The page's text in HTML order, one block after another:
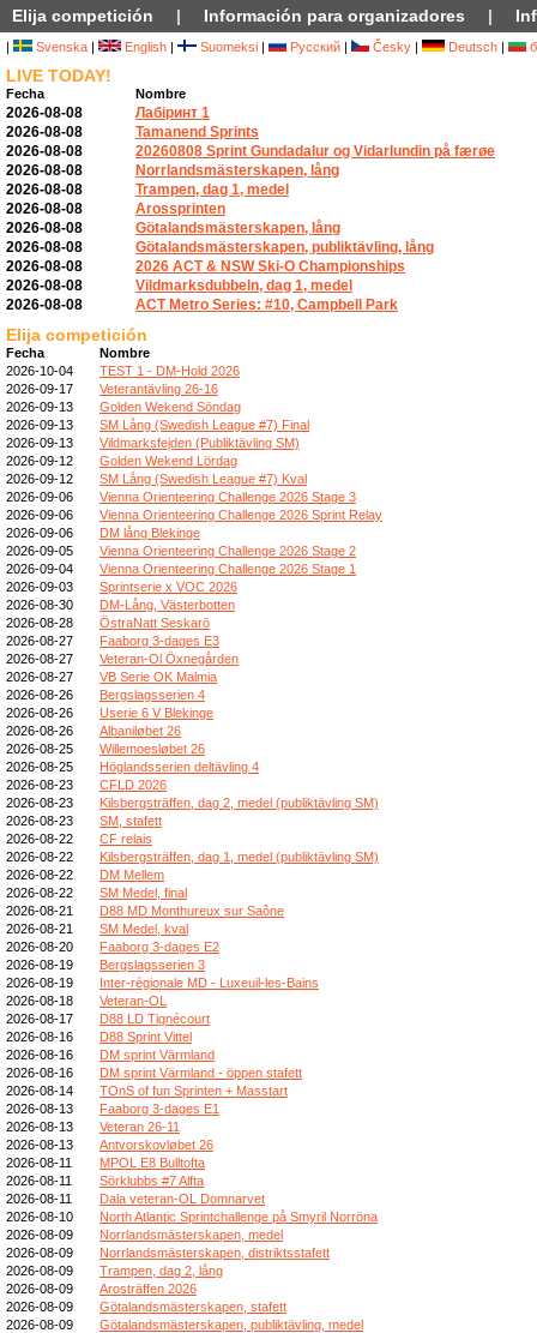
Elija competición | Información para organizadores |
| Svenska | English | Suomeksi | Русский | Česky | Deutsch |
LIVE TODAY!
Fecha Nombre
2026-08-08
Лабіринт 1
2026-08-08
Tamanend Sprints
2026-08-08
20260808 Sprint Gundadalur og Vidarlundin på færøe
2026-08-08
Norrlandsmästerskapen, lång
2026-08-08
Trampen, dag 1, medel
2026-08-08
Arossprinten
2026-08-08
Götalandsmästerskapen, lång
2026-08-08
Götalandsmästerskapen, publiktävling, lång
2026-08-08
2026 ACT & NSW Ski-O Championships
2026-08-08
Vildmarksdubbeln, dag 1, medel
2026-08-08
ACT Metro Series: #10, Campbell Park
Elija competición
Fecha
Nombre
2026-10-04
TEST 1 - DM-Hold 2026
2026-09-17
Veterantävling 26-16
2026-09-13
Golden Wekend Söndag
2026-09-13
SM Lång (Swedish League #7) Final
2026-09-13
Vildmarksfejden (Publiktävling SM)
2026-09-12
Golden Wekend Lördag
2026-09-12
SM Lång (Swedish League #7) Kval
2026-09-06
Vienna Orienteering Challenge 2026 Stage 3
2026-09-06
Vienna Orienteering Challenge 2026 Sprint Relay
2026-09-06
DM lång Blekinge
2026-09-05
Vienna Orienteering Challenge 2026 Stage 2
2026-09-04
Vienna Orienteering Challenge 2026 Stage 1
2026-09-03
Sprintserie x VOC 2026
2026-08-30
DM-Lång, Västerbotten
2026-08-28
ÖstraNatt Seskarö
2026-08-27
Faaborg 3-dages E3
2026-08-27
Veteran-Ol Öxnegården
2026-08-27
VB Serie OK Malmia
2026-08-26
Bergslagsserien 4
2026-08-26
Userie 6 V Blekinge
2026-08-26
Albaniløbet 26
2026-08-25
Willemoesløbet 26
2026-08-25
Höglandsserien deltävling 4
2026-08-23
CFLD 2026
2026-08-23
Kilsbergsträffen, dag 2, medel (publiktävling SM)
2026-08-23
SM, stafett
2026-08-22
CF relais
2026-08-22
Kilsbergsträffen, dag 1, medel (publiktävling SM)
2026-08-22
DM Mellem
2026-08-22
SM Medel, final
2026-08-21
D88 MD Monthureux sur Saône
2026-08-21
SM Medel, kval
2026-08-20
Faaborg 3-dages E2
2026-08-19
Bergslagsserien 3
2026-08-19
Inter-régionale MD - Luxeuil-les-Bains
2026-08-18
Veteran-OL
2026-08-17
D88 LD Tignécourt
2026-08-16
D88 Sprint Vittel
2026-08-16
DM sprint Värmland
2026-08-16
DM sprint Värmland - öppen stafett
2026-08-14
TOnS of fun Sprinten + Masstart
2026-08-13
Faaborg 3-dages E1
2026-08-13
Veteran 26-11
2026-08-13
Antvorskovløbet 26
2026-08-11
MPOL E8 Bulltofta
2026-08-11
Sörklubbs #7 Alfta
2026-08-11
Dala veteran-OL Domnarvet
2026-08-10
North Atlantic Sprintchallenge på Smyril Norröna
2026-08-09
Norrlandsmästerskapen, medel
2026-08-09
Norrlandsmästerskapen, distriktsstafett
2026-08-09
Trampen, dag 2, lång
2026-08-09
Arosträffen 2026
2026-08-09
Götalandsmästerskapen, stafett
2026-08-09
Götalandsmästerskapen, publiktävling, medel